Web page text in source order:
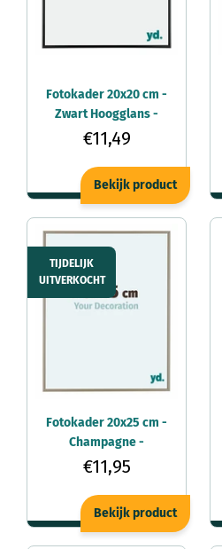
Fotokader 20x20 cm -
Zwart Hoogglans -
Aluminium - Kent
€11,49
Bekijk product
TIJDELIJK
UITVERKOCHT
Fotokader 20x25 cm -
Champagne -
Aluminium - Kent
€11,95
Bekijk product